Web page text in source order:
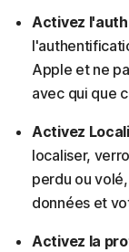
Activez
Apple et ne
avec qui que
Activez
localiser,
perdu ou
données et
Activez la